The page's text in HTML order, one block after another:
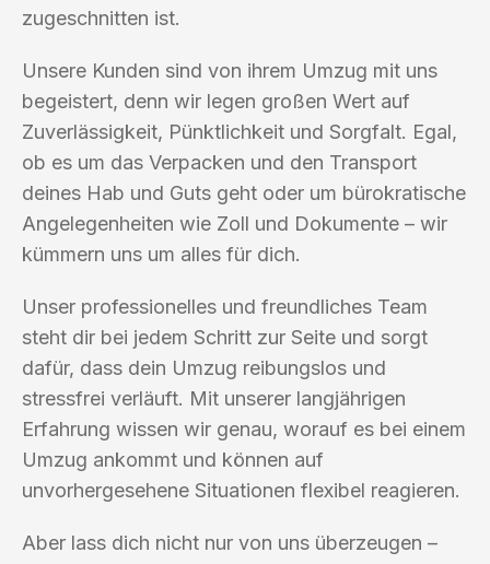
zugeschnitten ist.
Unsere Kunden sind von ihrem Umzug mit uns
begeistert, denn wir legen großen Wert auf
Zuverlässigkeit, Pünktlichkeit und Sorgfalt. Egal,
ob es um das Verpacken und den Transport
deines Hab und Guts geht oder um bürokratische
Angelegenheiten wie Zoll und Dokumente – wir
kümmern uns um alles für dich.
Unser professionelles und freundliches Team
steht dir bei jedem Schritt zur Seite und sorgt
dafür, dass dein Umzug reibungslos und
stressfrei verläuft. Mit unserer langjährigen
Erfahrung wissen wir genau, worauf es bei einem
Umzug ankommt und können auf
unvorhergesehene Situationen flexibel reagieren.
Aber lass dich nicht nur von uns überzeugen –